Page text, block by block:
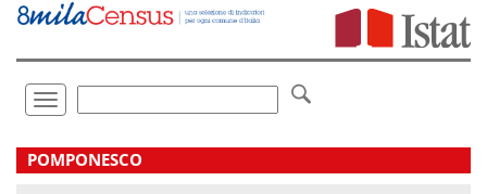
Vai
direttamente
Toggle
navigation
.
POMPONESCO